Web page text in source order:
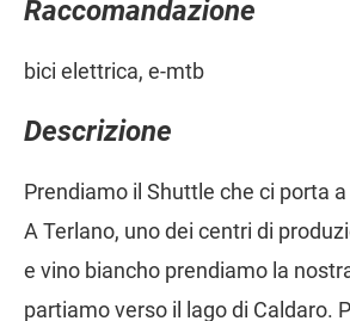
Raccomandazione
bici elettrica, e-mtb
Descrizione
Prendiamo il Shuttle che ci porta
A Terlano, uno dei centri di
e vino biancho prendiamo la
partiamo verso il lago di Caldaro.